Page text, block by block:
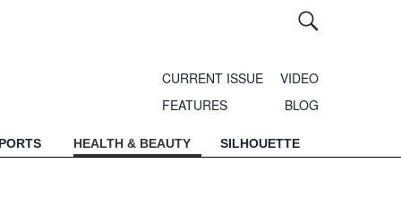
CURRENT ISSUE
VIDEO
FEATURES
BLOG
HEALTH & BEAUTY SILHOUETTE